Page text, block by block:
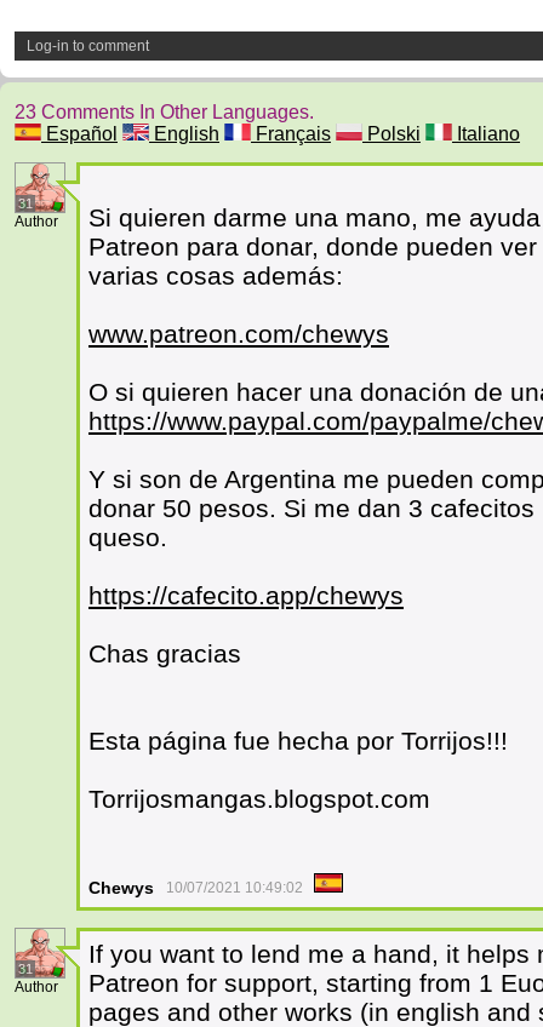
Log-in to comment
23 Comments In Other Languages.
Español
English Français Polski Italiano
31
Author
Si quieren darme una mano, me
Patreon para donar, donde pueden
varias cosas además:
www.patreon.com/chewys
O si quieren hacer una donación de
https://www.paypal.com/paypalme/
Y si son de Argentina me pueden
donar 50 pesos. Si me dan 3
queso.
https://cafecito.app/chewys
Chas gracias
Esta página fue hecha por Torrijos!!!
Torrijosmangas.blogspot.com
Chewys 10/07/2021 10:49:02
31
Author
If you want to lend me a hand, it helps
Patreon for support, starting from 1
pages and other works (in english and